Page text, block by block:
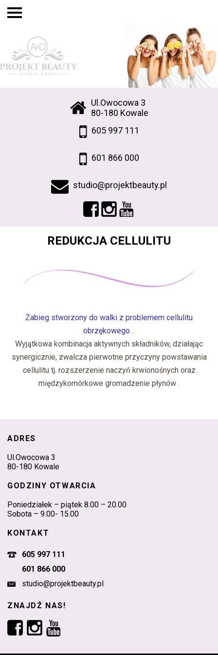
Ul.Owocowa 3
80-180 Kowale
605 997 111
601 866 000
studio@projektbeauty.pl
REDUKCJA CELLULITU
Zabieg stworzony do walki z problemem cellulitu
obrzękowego .
Wyjątkowa kombinacja aktywnych składników, działając
synergicznie, zwalcza pierwotne przyczyny powstawania
cellulitu tj. rozszerzenie naczyń krwionośnych oraz
międzykomórkowe gromadzenie płynów .
ADRES
Ul.Owocowa 3
80-180 Kowale
GODZINY OTWARCIA
Poniedziałek – piątek 8.00 – 20.00
Sobota – 9.00- 15.00
KONTAKT
605 997 111
601 866 000
studio@projektbeauty.pl
ZNAJDŹ NAS!